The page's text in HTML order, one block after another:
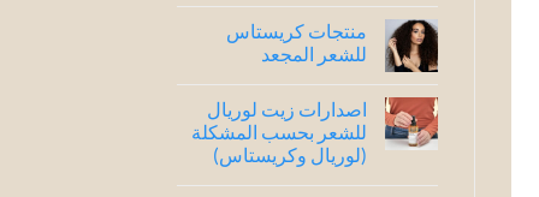
تعليقات
على
شامبو
الجاف
..
افضل
4
أصدارات
منتجات كريستاس
للشعر المجعد
تعليقات
على
منتجات
كريستاس
للشعر
المجعد
اصدارات زيت لوريال
للشعر بحسب المشكلة
(لوريال وكريستاس)